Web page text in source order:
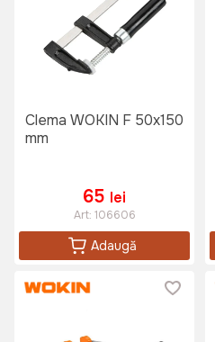
Clema WOKIN F 50x150
mm
65 lei
Art: 106606
Adaugă